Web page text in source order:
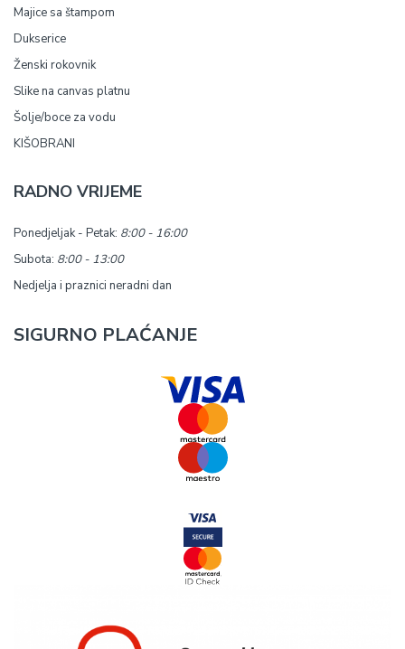
Majice sa štampom
Dukserice
Ženski rokovnik
Slike na canvas platnu
Šolje/boce za vodu
KIŠOBRANI
RADNO VRIJEME
Ponedjeljak - Petak: 8:00 - 16:00
Subota: 8:00 - 13:00
Nedjelja i praznici neradni dan
SIGURNO PLAĆANJE